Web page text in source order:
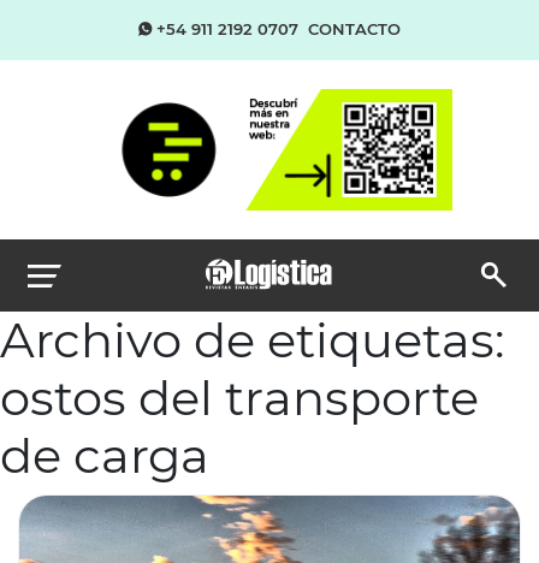
+54 911 2192 0707 CONTACTO
Archivo de etiquetas:
ostos del transporte
de carga